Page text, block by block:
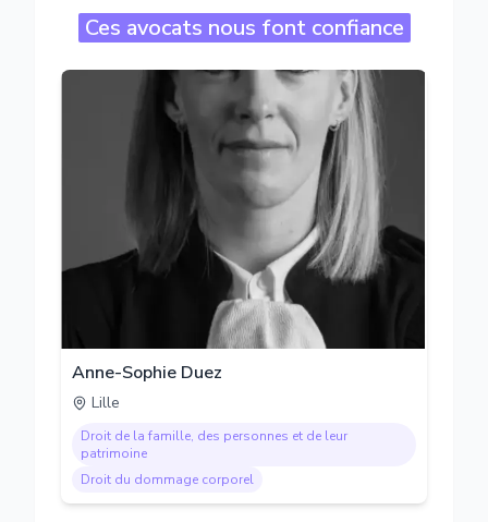
Ces avocats nous font confiance
Anne-Sophie Duez
Lille
Droit de la famille, des personnes et de leur
patrimoine
Droit du dommage corporel